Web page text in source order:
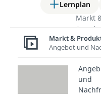
Lernplan
Markt
Markt &
Angebot und
und